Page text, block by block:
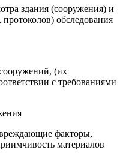
здания (сооружения) и
обследования
(их
с требованиями
факторы,
материалов